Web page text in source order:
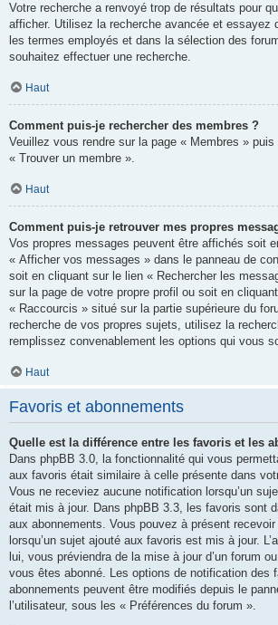
Votre recherche a renvoyé trop de résultats pour
afficher. Utilisez la recherche avancée et essayez
les termes employés et dans la sélection des
souhaitez effectuer une recherche.
Haut
Comment puis-je rechercher des membres ?
Veuillez vous rendre sur la page « Membres »
« Trouver un membre ».
Haut
Comment puis-je retrouver mes propres
Vos propres messages peuvent être affichés soit
« Afficher vos messages » dans le panneau de
soit en cliquant sur le lien « Rechercher les
sur la page de votre propre profil ou soit en
« Raccourcis » situé sur la partie supérieure du
recherche de vos propres sujets, utilisez la
remplissez convenablement les options qui vous
Haut
Favoris et abonnements
Quelle est la différence entre les favoris et les
Dans phpBB 3.0, la fonctionnalité qui vous
aux favoris était similaire à celle présente dans
Vous ne receviez aucune notification lorsqu’un
était mis à jour. Dans phpBB 3.3, les favoris sont
aux abonnements. Vous pouvez à présent
lorsqu’un sujet ajouté aux favoris est mis à jour.
lui, vous préviendra de la mise à jour d’un forum ou
vous êtes abonné. Les options de notification des
abonnements peuvent être modifiés depuis le
l’utilisateur, sous les « Préférences du forum ».